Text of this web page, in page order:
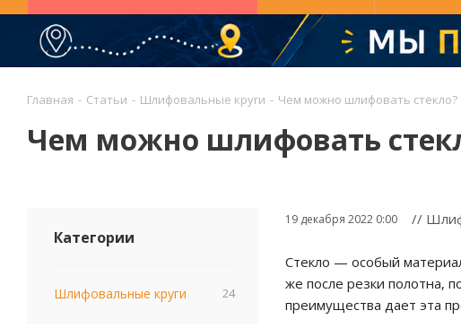
Главная - Статьи - Шлифовальные круги - Чем можно шлифовать стекло?
Чем можно шлифовать
19 декабря 2022 0:00 //
Стекло — особый
же после резки полотна,
преимущества дает эта
Категории
Шлифовальные круги 24